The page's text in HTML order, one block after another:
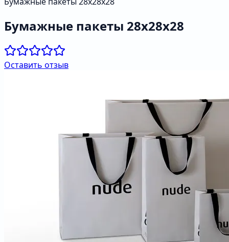
Бумажные пакеты 28х28х28
Оставить отзыв